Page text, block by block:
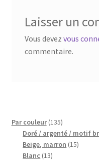
CGV
Laisser un
Vous devez vous
commentaire.
Par couleur 135135
produits
Doré / argenté / motif
Beige, marron 1515
Blanc 1313